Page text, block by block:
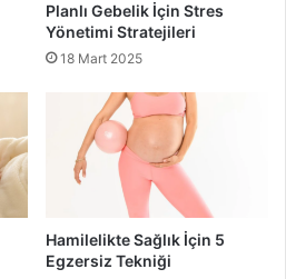
Planlı Gebelik İçin Stres
Yönetimi Stratejileri
18 Mart 2025
Hamilelikte Sağlık İçin 5
Egzersiz Tekniği